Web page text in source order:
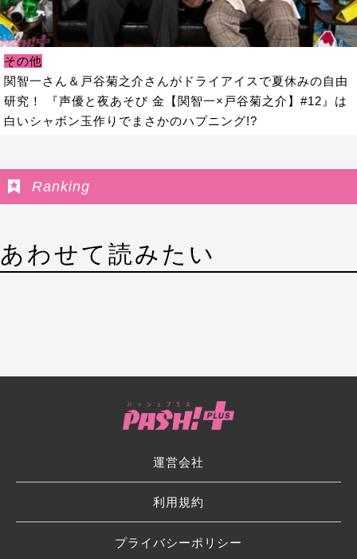
その他
関智一さん＆戸谷菊之介さんがドライアイスで夏休みの自由
研究！ 『声優と夜あそび 金【関智一×戸谷菊之介】#12』は
白いシャボン玉作りでまさかのハプニング!?
Ranking
あわせて読みたい
運営会社
利用規約
プライバシーポリシー